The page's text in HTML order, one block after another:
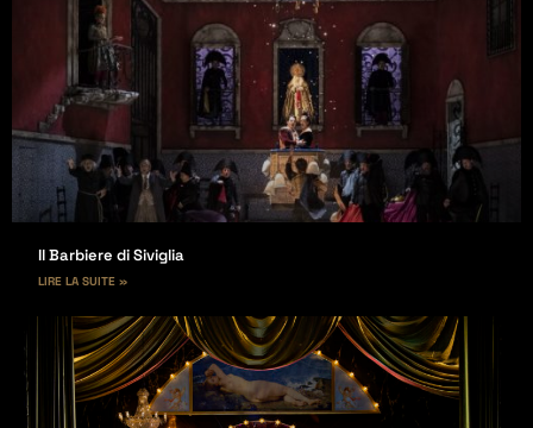
Il Barbiere di Siviglia
LIRE LA SUITE »